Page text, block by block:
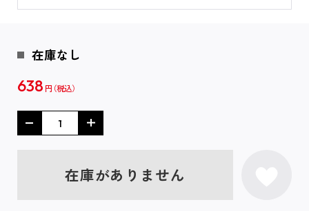
在庫なし
638 円
在庫がありません